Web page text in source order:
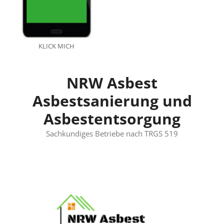
KLICK MICH
NRW Asbest
Asbestsanierung und
Asbestentsorgung
Sachkundiges Betriebe nach TRGS 519